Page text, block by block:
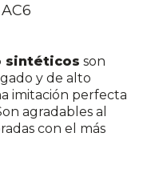
sintéticos son
y de alto
imitación perfecta
agradables al
con el más